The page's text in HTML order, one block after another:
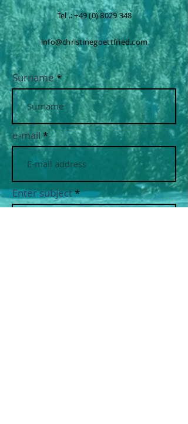
Tel .:+49 (0) 8029 348
info@christinegoettfried.com
Surname
e-mail
Enter subject